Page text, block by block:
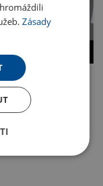
Zásady